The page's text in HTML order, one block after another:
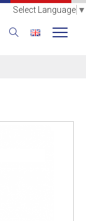
Select Language ▼